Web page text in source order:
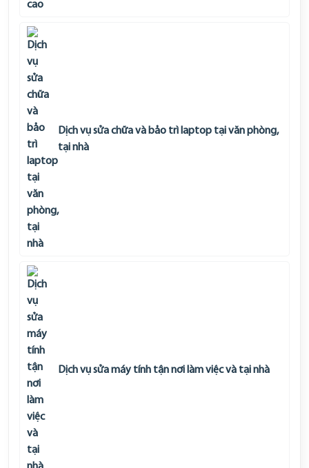
Dịch vụ sửa chữa và bảo trì laptop tại văn phòng,
tại nhà
Dịch vụ sửa máy tính tận nơi làm việc và tại nhà